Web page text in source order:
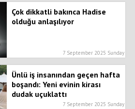
Çok dikkatli bakınca Hadise
olduğu anlaşılıyor
7 September 2025 Sunday
Ünlü iş insanından geçen hafta
boşandı: Yeni evinin kirası
dudak uçuklattı
7 September 2025 Sunday